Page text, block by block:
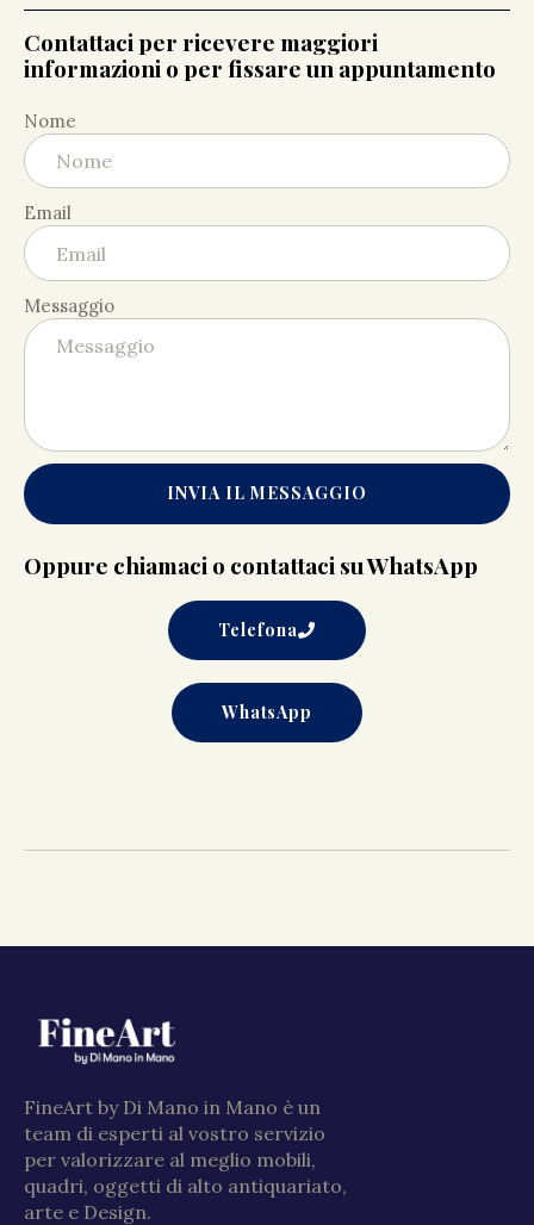
Contattaci per ricevere maggiori
informazioni o per fissare un appuntamento
Nome
Email
Messaggio
INVIA IL MESSAGGIO
Oppure chiamaci o contattaci su WhatsApp
Telefona
WhatsApp
FineArt by Di Mano in Mano è un
team di esperti al vostro servizio
per valorizzare al meglio mobili,
quadri, oggetti di alto antiquariato,
arte e Design.